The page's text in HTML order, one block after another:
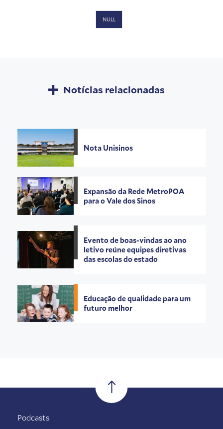
NULL
Notícias relacionadas
Nota Unisinos
Expansão da Rede MetroPOA
para o Vale dos Sinos
Evento de boas-vindas ao ano
letivo reúne equipes diretivas
das escolas do estado
Educação de qualidade para um
futuro melhor
Podcasts